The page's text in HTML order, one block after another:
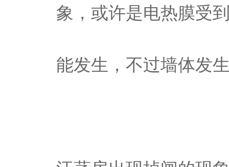
象，或许是电热膜受
能发生，不过墙体发